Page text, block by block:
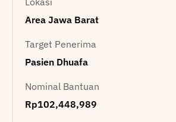
Area Jawa Barat
Target Penerima
Pasien Dhuafa
Nominal Bantuan
Rp102,448,989